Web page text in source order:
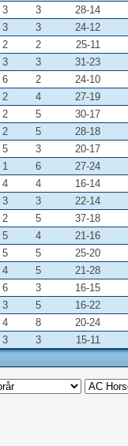
3 3
28-14
3 3
24-12
2 2
25-11
3 3
31-23
6 2
24-10
2 4
27-19
2 5
30-17
2 5
28-18
5 3
20-17
1 6
27-24
4 4
16-14
3 3
22-14
2 5
37-18
5 4
21-16
5 5
25-20
4 5
21-28
6 3
16-15
3 5
16-22
4 8
20-24
3 3 15-11